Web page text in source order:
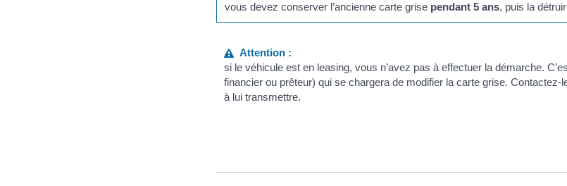
vous devez conserver l’ancienne carte grise pendant 5 ans, puis la
Attention :
si le véhicule est en leasing, vous n’avez pas à effectuer la démarche.
financier ou prêteur) qui se chargera de modifier la carte grise. Contactez-
à lui transmettre.